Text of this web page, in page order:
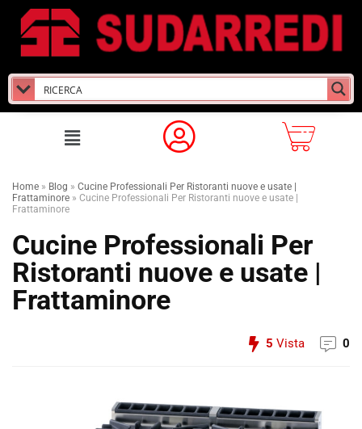
Home » Blog » Cucine Professionali Per Ristoranti nuove e usate |
Frattaminore » Cucine Professionali Per Ristoranti nuove e usate |
Frattaminore
Cucine Professionali Per
Ristoranti nuove e usate |
Frattaminore
5 Vista 0